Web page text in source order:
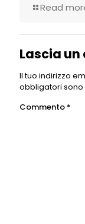
Read
Lascia
Il tuo indirizzo
obbligatori
Commento *